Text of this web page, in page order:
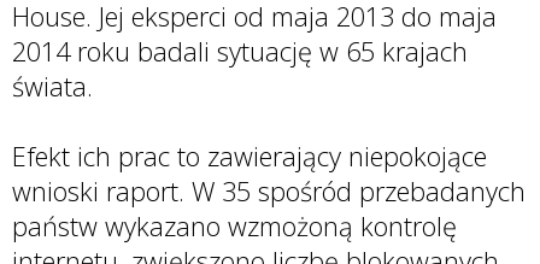
House. Jej eksperci od maja 2013 do maja
2014 roku badali sytuację w 65 krajach
świata.
Efekt ich prac to zawierający niepokojące
wnioski raport. W 35 spośród przebadanych
państw wykazano wzmożoną kontrolę